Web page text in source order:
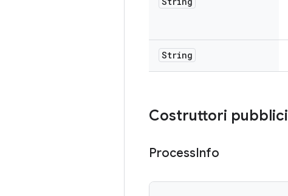
String
Costruttori pubblici
ProcessInfo